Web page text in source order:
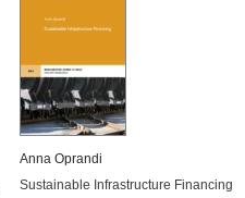
Anna Opran­di
Sustainable In­fra­struc­tu­re Fi­nan­cing